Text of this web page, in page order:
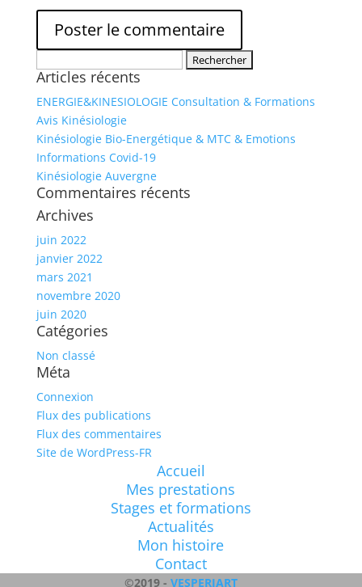
Articles récents
ENERGIE&KINESIOLOGIE Consultation & Formations
Avis Kinésiologie
Kinésiologie Bio-Energétique & MTC & Emotions
Informations Covid-19
Kinésiologie Auvergne
Commentaires récents
Archives
juin 2022
janvier 2022
mars 2021
novembre 2020
juin 2020
Catégories
Non classé
Méta
Connexion
Flux des publications
Flux des commentaires
Site de WordPress-FR
Accueil
Mes prestations
Stages et formations
Actualités
Mon histoire
Contact
©2019 - VESPERIART